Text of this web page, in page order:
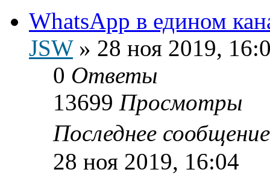
WhatsApp в едином
JSW» 28 ноя 2019,
0 Ответы
13699 Просмотры
Последнее
28 ноя 2019, 16:04